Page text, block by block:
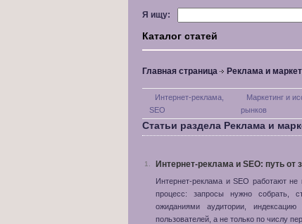
Я ищу:
Каталог статей
Главная страница Реклама и
Интернет-реклама,
SEO
Маркетинг и
рынков
Статьи раздела Реклама и
1. Интернет-реклама и SEO: путь
Интернет-реклама и SEO работают не
процесс: запросы нужно собрать,
ожиданиями аудитории,
пользователей, а не только по числу